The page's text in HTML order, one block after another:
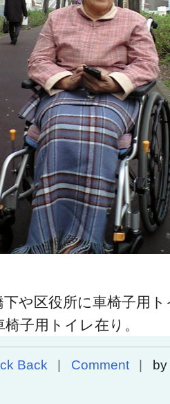
や区役所に車椅子用
子用トイレ在り。
Back Comment by